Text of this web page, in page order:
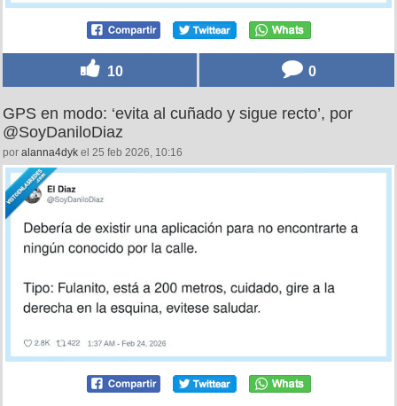
10 0
GPS en modo: ‘evita al cuñado y sigue recto’, por
@SoyDaniloDiaz
por alanna4dyk el 25 feb 2026, 10:16